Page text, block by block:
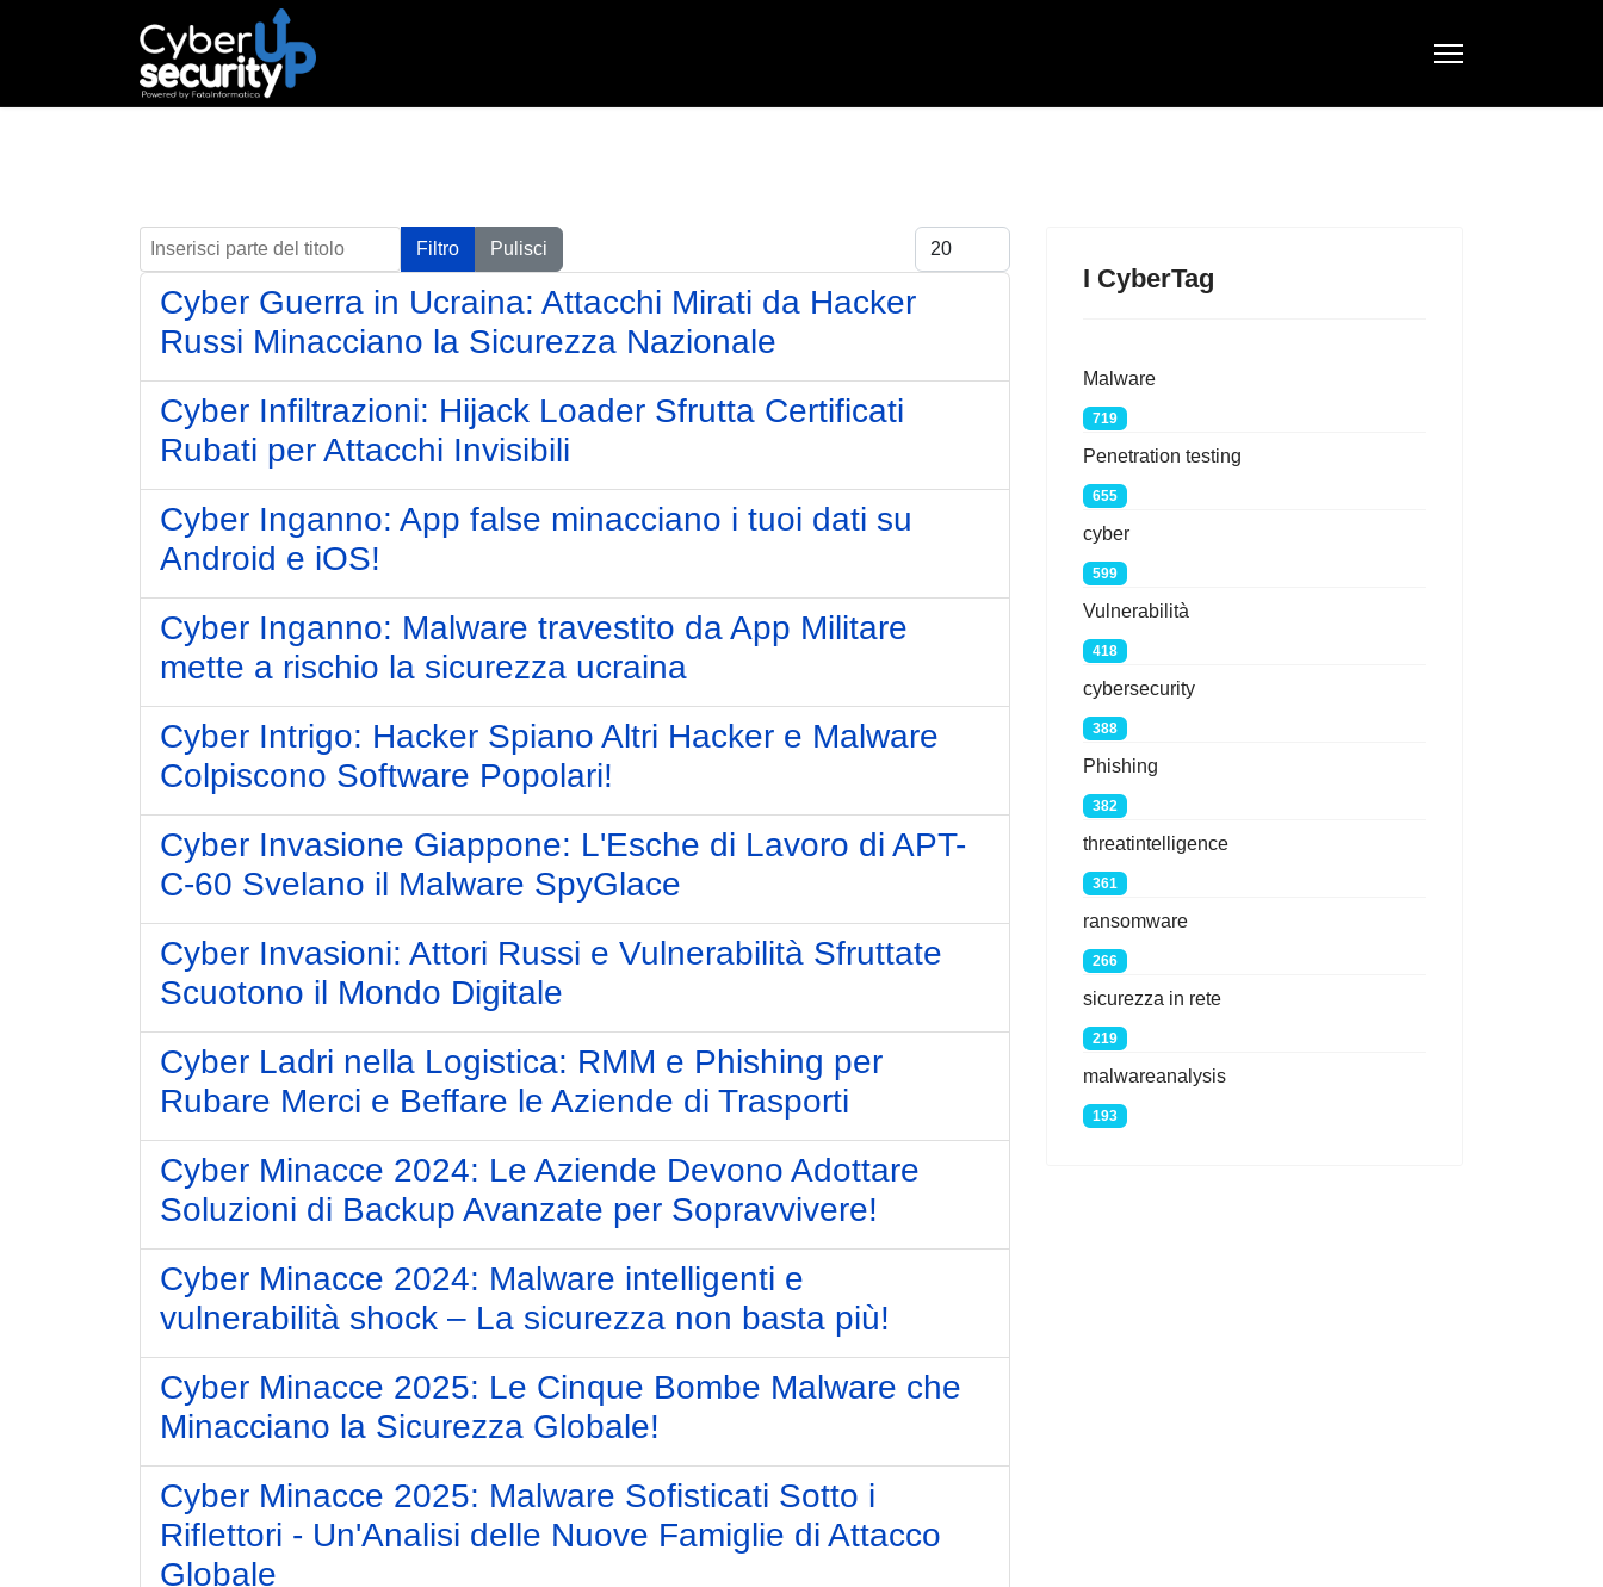
Inserisci parte del titolo Filtro Pulisci Visualizza #
Cyber Guerra in Ucraina: Attacchi Mirati da Hacker
Russi Minacciano la Sicurezza Nazionale
Cyber Infiltrazioni: Hijack Loader Sfrutta Certificati
Rubati per Attacchi Invisibili
Cyber Inganno: App false minacciano i tuoi dati su
Android e iOS!
Cyber Inganno: Malware travestito da App Militare
mette a rischio la sicurezza ucraina
Cyber Intrigo: Hacker Spiano Altri Hacker e Malware
Colpiscono Software Popolari!
Cyber Invasione Giappone: L'Esche di Lavoro di APT-
C-60 Svelano il Malware SpyGlace
Cyber Invasioni: Attori Russi e Vulnerabilità Sfruttate
Scuotono il Mondo Digitale
Cyber Ladri nella Logistica: RMM e Phishing per
Rubare Merci e Beffare le Aziende di Trasporti
Cyber Minacce 2024: Le Aziende Devono Adottare
Soluzioni di Backup Avanzate per Sopravvivere!
Cyber Minacce 2024: Malware intelligenti e
vulnerabilità shock – La sicurezza non basta più!
Cyber Minacce 2025: Le Cinque Bombe Malware che
Minacciano la Sicurezza Globale!
Cyber Minacce 2025: Malware Sofisticati Sotto i
Riflettori - Un'Analisi delle Nuove Famiglie di Attacco
Globale
I CyberTag
Malware
719
Penetration testing
655
cyber
599
Vulnerabilità
418
cybersecurity
388
Phishing
382
threatintelligence
361
ransomware
266
sicurezza in rete
219
malwareanalysis
193